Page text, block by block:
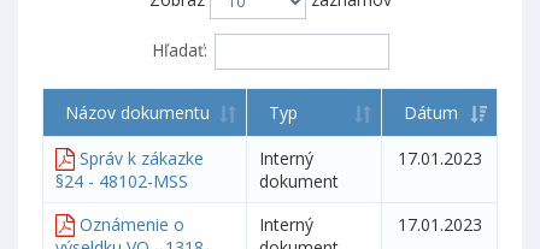
Hľadať:
Názov dokumentu Typ
Dátum
Správ k zákazke
§24 - 48102-MSS
Interný
dokument
17.01.2023
Oznámenie o
Interný
17.01.2023